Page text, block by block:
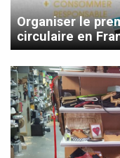
Organiser le
circulaire en